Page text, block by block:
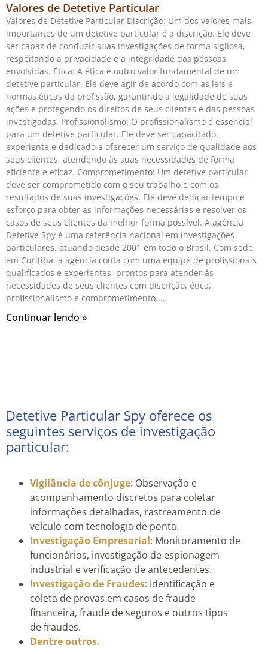
Valores de Detetive Particular
Valores de Detetive Particular Discrição: Um dos valores mais
importantes de um detetive particular é a discrição. Ele deve
ser capaz de conduzir suas investigações de forma sigilosa,
respeitando a privacidade e a integridade das pessoas
envolvidas. Ética: A ética é outro valor fundamental de um
detetive particular. Ele deve agir de acordo com as leis e
normas éticas da profissão, garantindo a legalidade de suas
ações e protegendo os direitos de seus clientes e das pessoas
investigadas. Profissionalismo: O profissionalismo é essencial
para um detetive particular. Ele deve ser capacitado,
experiente e dedicado a oferecer um serviço de qualidade aos
seus clientes, atendendo às suas necessidades de forma
eficiente e eficaz. Comprometimento: Um detetive particular
deve ser comprometido com o seu trabalho e com os
resultados de suas investigações. Ele deve dedicar tempo e
esforço para obter as informações necessárias e resolver os
casos de seus clientes da melhor forma possível. A agência
Detetive Spy é uma referência nacional em investigações
particulares, atuando desde 2001 em todo o Brasil. Com sede
em Curitiba, a agência conta com uma equipe de profissionais
qualificados e experientes, prontos para atender às
necessidades de seus clientes com discrição, ética,
profissionalismo e comprometimento.
Continuar lendo »
Detetive Particular Spy oferece os
seguintes serviços de investigação
particular:
Vigilância de cônjuge: Observação e
acompanhamento discretos para coletar
informações detalhadas, rastreamento de
veículo com tecnologia de ponta.
Investigação Empresarial: Monitoramento de
funcionários, investigação de espionagem
industrial e verificação de antecedentes.
Investigação de Fraudes: Identificação e
coleta de provas em casos de fraude
financeira, fraude de seguros e outros tipos
de fraudes.
Dentre outros.